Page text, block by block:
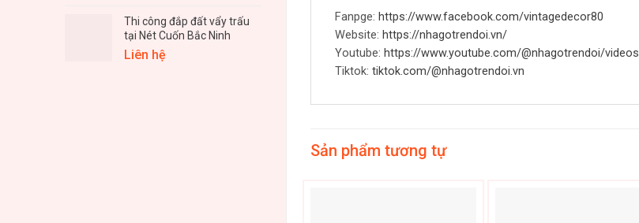
Thi công đắp đất vẩy trấu
tại Nét Cuốn Bắc Ninh
Liên hệ
Fanpge: https://www.facebook.com/vintagedecor80
Website: https://nhagotrendoi.vn/
Youtube: https://www.youtube.com/@nhagotrendoi/videos
Tiktok: tiktok.com/@nhagotrendoi.vn
Sản phẩm tương tự